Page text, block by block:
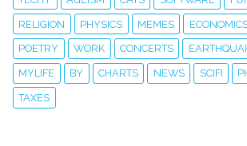
RELIGION PHYSICS MEMES
POETRY WORK CONCERTS
MYLIFE BY CHARTS NEWS SCIFI
TAXES